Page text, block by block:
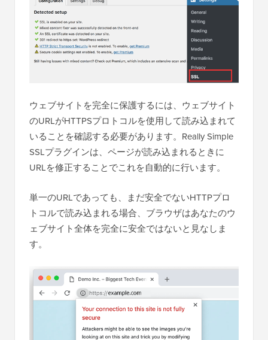
ウェブサイトを完全に保護するには、ウェブサイト
のURLがHTTPSプロトコルを使用して読み込まれて
いることを確認する必要があります。Really Simple
SSLプラグインは、ページが読み込まれるときに
URLを修正することでこれを自動的に行います。
単一のURLであっても、まだ安全でないHTTPプロ
トコルで読み込まれる場合、ブラウザはあなたのウ
ェブサイト全体を完全に安全ではないと見なしま
す。